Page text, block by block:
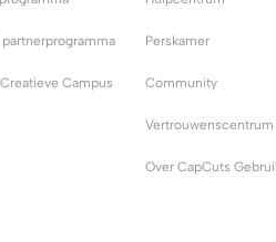
Campus
Perskamer
Community
Vertrouwenscentrum